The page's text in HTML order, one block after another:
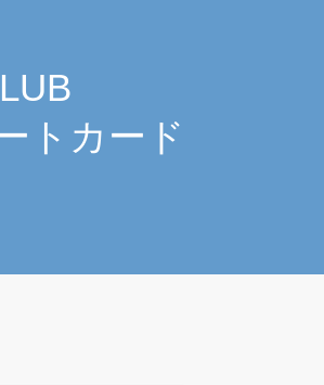
トカード